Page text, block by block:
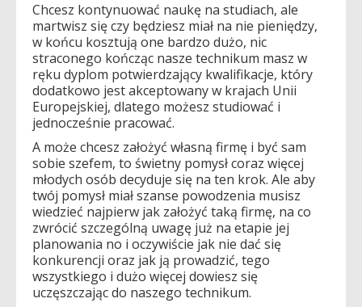
Chcesz kontynuować naukę na studiach, ale
martwisz się czy będziesz miał na nie pieniędzy,
w końcu kosztują one bardzo dużo, nic
straconego kończąc nasze technikum masz w
ręku dyplom potwierdzający kwalifikacje, który
dodatkowo jest akceptowany w krajach Unii
Europejskiej, dlatego możesz studiować i
jednocześnie pracować.
A może chcesz założyć własną firmę i być sam
sobie szefem, to świetny pomysł coraz więcej
młodych osób decyduje się na ten krok. Ale aby
twój pomysł miał szanse powodzenia musisz
wiedzieć najpierw jak założyć taką firmę, na co
zwrócić szczególną uwagę już na etapie jej
planowania no i oczywiście jak nie dać się
konkurencji oraz jak ją prowadzić, tego
wszystkiego i dużo więcej dowiesz się
uczęszczając do naszego technikum.